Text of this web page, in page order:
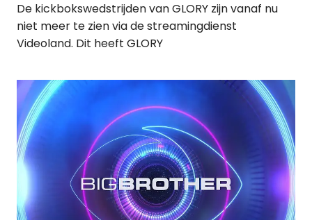
De kickbokswedstrijden van GLORY zijn vanaf nu
niet meer te zien via de streamingdienst
Videoland. Dit heeft GLORY